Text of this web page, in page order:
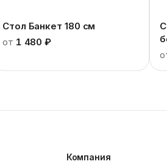
Стол Банкет 180 см
от 1 480 ₽
Компания